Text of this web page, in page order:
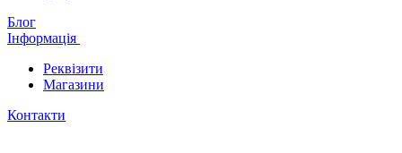
Блог
Інформація
Реквізити
Магазини
Контакти